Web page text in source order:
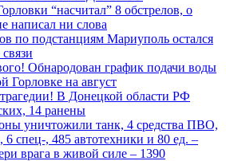
“насчитал” 8 обстрелов, о
написал ни слова
по подстанциям Мариуполь остался
Обнародован график подачи воды
Горловке на август
В Донецкой области РФ
14 ранены
уничтожили танк, 4 средства ПВО,
спец-, 485 автотехники и 80 ед. –
врага в живой силе – 1390